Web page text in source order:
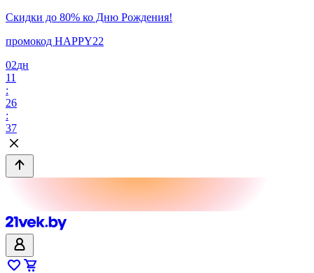
Скидки до 80% ко Дню Рождения!
промокод HAPPY22
02дн
11
:
26
:
37